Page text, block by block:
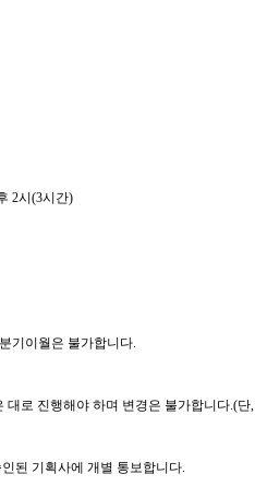
2시 (3시간)
기이월은 불가합니다.
대로 진행해야 하며 변경은 불가합니다.(단,
된 기획사에 개별 통보합니다.